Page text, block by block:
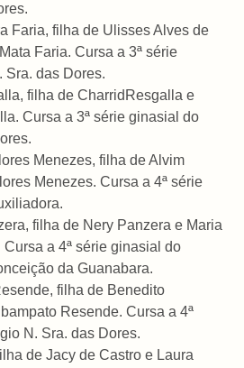
Faria, filha de Ulisses Alves de
Faria. Cursa a 3ª série
das Dores.
filha de CharridResgalla e
Cursa a 3ª série ginasial do
Menezes, filha de Alvim
Menezes. Cursa a 4ª série
filha de Nery Panzera e Maria
a 4ª série ginasial do
da Guanabara.
filha de Benedito
Resende. Cursa a 4ª
N. Sra. das Dores.
de Jacy de Castro e Laura